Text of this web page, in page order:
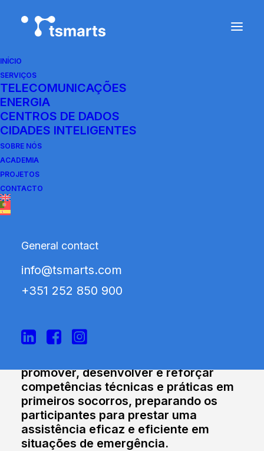
INÍCIO
SERVIÇOS
TELECOMUNICAÇÕES
ENERGIA
CENTROS DE DADOS
CIDADES INTELIGENTES
SOBRE NÓS
ACADEMIA
PROJETOS
CONTACTO
General contact
info@tsmarts.com
+351 252 850 900
Curso
SAÚDE E SEGURANÇA
Socorros
promover, desenvolver e reforçar
competências técnicas e práticas em
primeiros socorros, preparando os
participantes para prestar uma
assistência eficaz e eficiente em
situações de emergência.